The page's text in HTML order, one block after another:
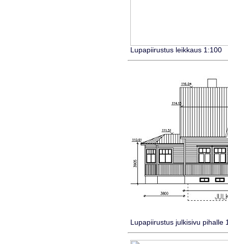
Lupapiirustus leikkaus 1:100
Lupapiirustus julkisivu pihalle